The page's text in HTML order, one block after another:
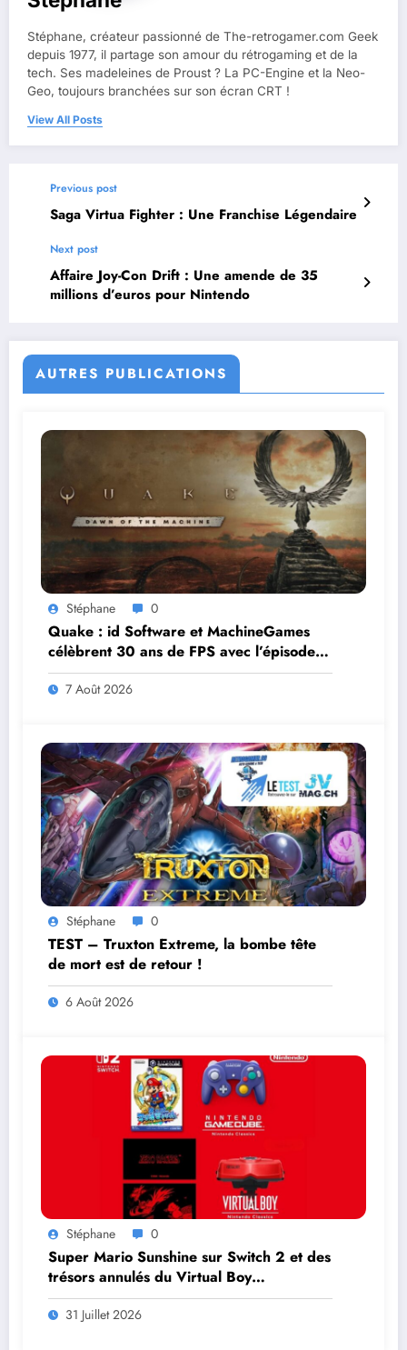
Stéphane, créateur passionné de The-retrogamer.com Geek
depuis 1977, il partage son amour du rétrogaming et de la
tech. Ses madeleines de Proust ? La PC-Engine et la Neo-
Geo, toujours branchées sur son écran CRT !
View All Posts
Previous post
Saga Virtua Fighter : Une Franchise Légendaire
Next post
Affaire Joy-Con Drift : Une amende de 35
millions d’euros pour Nintendo
AUTRES PUBLICATIONS
Stéphane 0
Quake : id Software et MachineGames
célèbrent 30 ans de FPS avec l’épisode
gratuit Dawn of the Machine
7 Août 2026
Stéphane 0
TEST – Truxton Extreme, la bombe tête
de mort est de retour !
6 Août 2026
Stéphane 0
Super Mario Sunshine sur Switch 2 et des
trésors annulés du Virtual Boy
débarquent en août
31 Juillet 2026